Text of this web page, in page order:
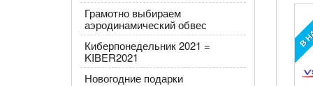
Грамотно выбираем
аэродинамический обвес
Киберпонедельник 2021 =
KIBER2021
Новогодние подарки
В